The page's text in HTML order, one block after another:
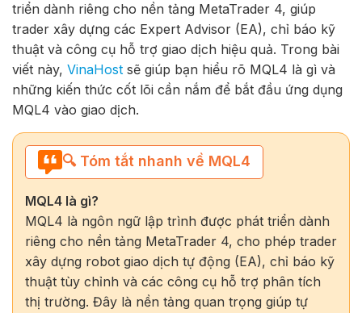
triển dành riêng cho nền tảng MetaTrader 4, giúp
trader xây dựng các Expert Advisor (EA), chỉ báo kỹ
thuật và công cụ hỗ trợ giao dịch hiệu quả. Trong bài
viết này, VinaHost sẽ giúp bạn hiểu rõ MQL4 là gì và
những kiến thức cốt lõi cần nắm để bắt đầu ứng dụng
MQL4 vào giao dịch.
🔍 Tóm tắt nhanh về MQL4
MQL4 là gì?
MQL4 là ngôn ngữ lập trình được phát triển dành
riêng cho nền tảng MetaTrader 4, cho phép trader
xây dựng robot giao dịch tự động (EA), chỉ báo kỹ
thuật tùy chỉnh và các công cụ hỗ trợ phân tích
thị trường. Đây là nền tảng quan trọng giúp tự